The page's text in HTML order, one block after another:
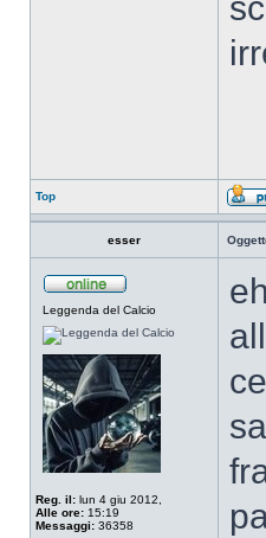
Top
esser
Leggenda del Calcio
Reg. il: lun 4 giu 2012,
Alle ore: 15:19
Messaggi: 36358